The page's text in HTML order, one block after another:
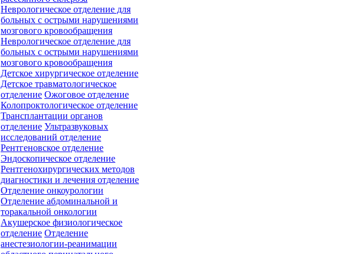
Неврологическое отделение для
больных с острыми нарушениями
мозгового кровообращения
Неврологическое отделение для
больных с острыми нарушениями
мозгового кровообращения
Детское хирургическое отделение
Детское травматологическое
отделение Ожоговое отделение
Колопроктологическое отделение
Трансплантации органов
отделение Ультразвуковых
исследований отделение
Рентгеновское отделение
Эндоскопическое отделение
Рентгенохирургических методов
диагностики и лечения отделение
Отделение онкоурологии
Отделение абдоминальной и
торакальной онкологии
Акушерское физиологическое
отделение Отделение
анестезиологии-реанимации